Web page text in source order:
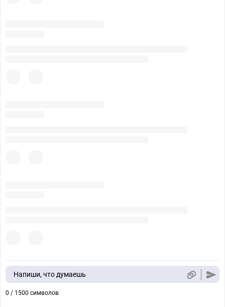
Напиши, что думаешь
0 / 1500 символов